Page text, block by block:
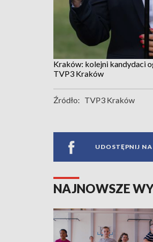
Kraków: kolejni kandydaci
TVP3 Kraków
Źródło: TVP3 Kraków
UDOSTĘPNIJ
NAJNOWSZE